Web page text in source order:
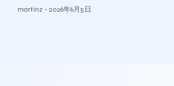
martinz 2026年6月5日